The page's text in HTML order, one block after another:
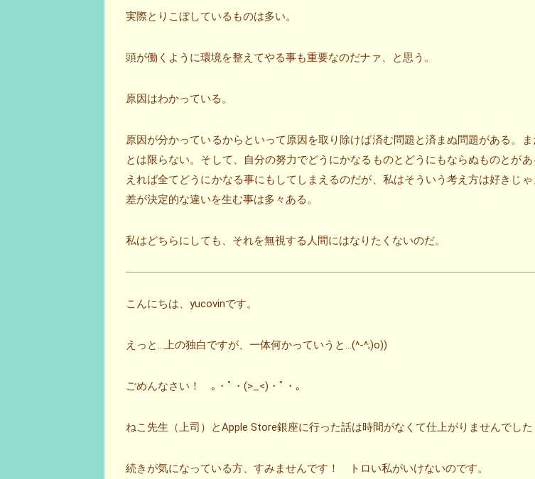
実際とりこぼしているものは多い。
頭が働くように環境を整えてやる事も重要なのだナァ、と思う。
原因はわかっている。
原因が分かっているからといって原因を取り除けば済む問題と済まぬ問題がある。
とは限らない。そして、自分の努力でどうにかなるものとどうにもならぬものとがあ
えれば全てどうにかなる事にもしてしまえるのだが、私はそういう考え方は好きじ
差が決定的な違いを生む事は多々ある。
私はどちらにしても、それを無視する人間にはなりたくないのだ。
こんにちは、yucovinです。
えっと…上の独白ですが、一体何かっていうと…(^-^;)o))
ごめんなさい！ ｡・ﾟ・(>_<)・ﾟ・｡
ねこ先生（上司）とApple Store銀座に行った話は時間がなくて仕上がりませんでした
続きが気になっている方、すみませんです！ トロい私がいけないのです。